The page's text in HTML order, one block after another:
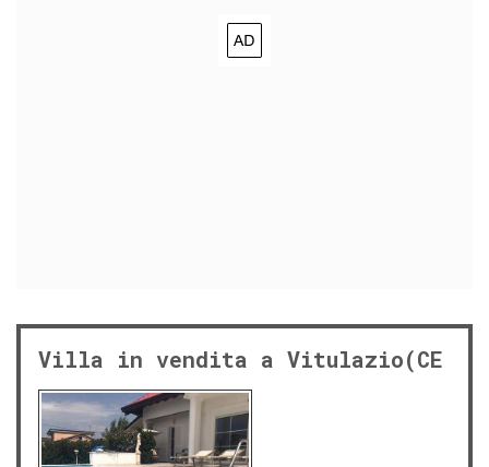
Villa in vendita a Vitulazio(CE